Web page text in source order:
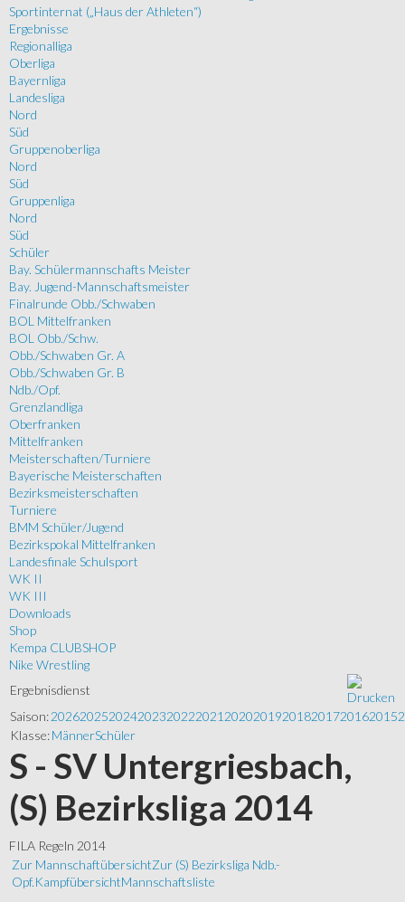
Sportinternat („Haus der Athleten“)
Ergebnisse
Regionalliga
Oberliga
Bayernliga
Landesliga
Nord
Süd
Gruppenoberliga
Nord
Süd
Gruppenliga
Nord
Süd
Schüler
Bay. Schülermannschafts Meister
Bay. Jugend-Mannschaftsmeister
Finalrunde Obb./Schwaben
BOL Mittelfranken
BOL Obb./Schw.
Obb./Schwaben Gr. A
Obb./Schwaben Gr. B
Ndb./Opf.
Grenzlandliga
Oberfranken
Mittelfranken
Meisterschaften/Turniere
Bayerische Meisterschaften
Bezirksmeisterschaften
Turniere
BMM Schüler/Jugend
Bezirkspokal Mittelfranken
Landesfinale Schulsport
WK II
WK III
Downloads
Shop
Kempa CLUBSHOP
Nike Wrestling
Ergebnisdienst
Saison:202620252024202320222021 202020192018201720162015
Klasse:MännerSchüler
S - SV Untergriesbach,
(S) Bezirksliga 2014
FILA Regeln 2014
Zur MannschaftübersichtZur (S) Bezirksliga Ndb.-
Opf.KampfübersichtMannschaftsliste